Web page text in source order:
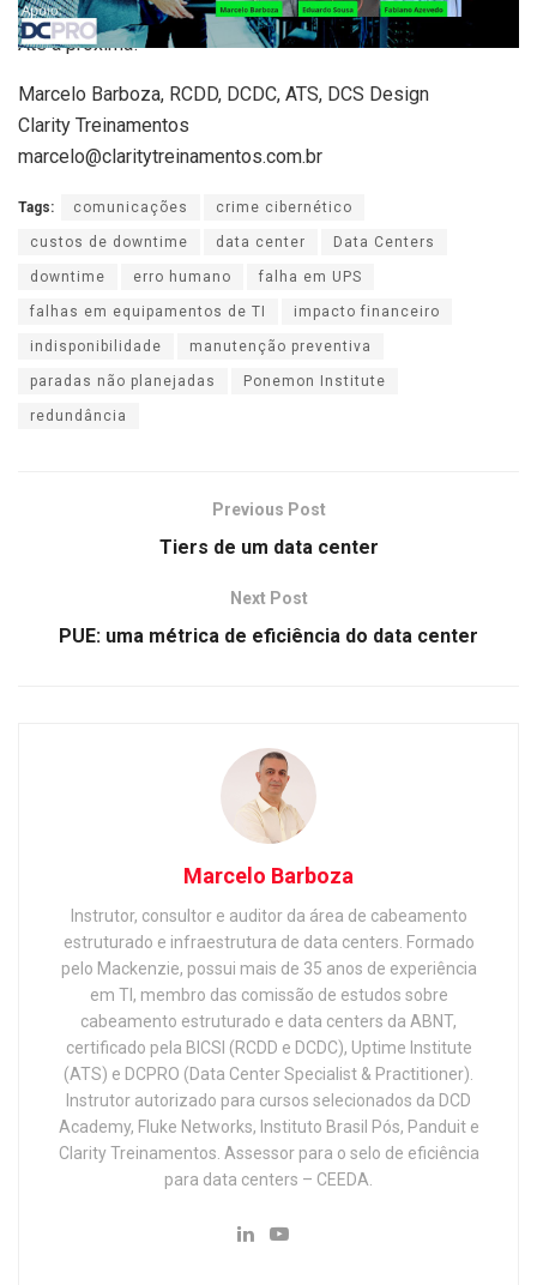
Até a próxima!
Marcelo Barboza, RCDD, DCDC, ATS, DCS Design
Clarity Treinamentos
marcelo@claritytreinamentos.com.br
Tags: comunicações crime cibernético
custos de downtime data center Data Centers
downtime erro humano falha em UPS
falhas em equipamentos de TI impacto financeiro
indisponibilidade manutenção preventiva
paradas não planejadas Ponemon Institute
redundância
Previous Post
Tiers de um data center
Next Post
PUE: uma métrica de eficiência do data center
Marcelo Barboza
Instrutor, consultor e auditor da área de cabeamento
estruturado e infraestrutura de data centers. Formado
pelo Mackenzie, possui mais de 35 anos de experiência
em TI, membro das comissão de estudos sobre
cabeamento estruturado e data centers da ABNT,
certificado pela BICSI (RCDD e DCDC), Uptime Institute
(ATS) e DCPRO (Data Center Specialist & Practitioner).
Instrutor autorizado para cursos selecionados da DCD
Academy, Fluke Networks, Instituto Brasil Pós, Panduit e
Clarity Treinamentos. Assessor para o selo de eficiência
para data centers – CEEDA.